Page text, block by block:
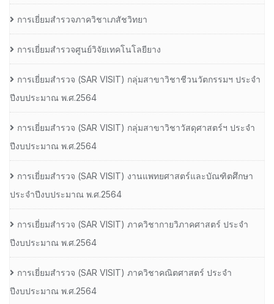
การเยี่ยมสำรวจภาควิชาเภสัชวิทยา
การเยี่ยมสำรวจศูนย์วิจัยเทคโนโลยียาง
การเยี่ยมสํารวจ (SAR VISIT) กลุ่มสาขาวิชาชีวนวัตกรรมฯ ประจํา
ปีงบประมาณ พ.ศ.2564
การเยี่ยมสํารวจ (SAR VISIT) กลุ่มสาขาวิชาวัสดุศาสตร์ฯ ประจํา
ปีงบประมาณ พ.ศ.2564
การเยี่ยมสํารวจ (SAR VISIT) งานแพทยศาสตร์และบัณฑิตศึกษา
ประจําปีงบประมาณ พ.ศ.2564
การเยี่ยมสํารวจ (SAR VISIT) ภาควิชากายวิภาคศาสตร์ ประจํา
ปีงบประมาณ พ.ศ.2564
การเยี่ยมสํารวจ (SAR VISIT) ภาควิชาคณิตศาสตร์ ประจํา
ปีงบประมาณ พ.ศ.2564